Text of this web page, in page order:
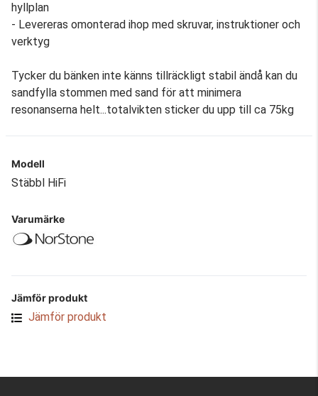
hyllplan
- Levereras omonterad ihop med skruvar, instruktioner och
verktyg
Tycker du bänken inte känns tillräckligt stabil ändå kan du
sandfylla stommen med sand för att minimera
resonanserna helt...totalvikten sticker du upp till ca 75kg
Modell
Stäbbl HiFi
Varumärke
Jämför produkt
Jämför produkt